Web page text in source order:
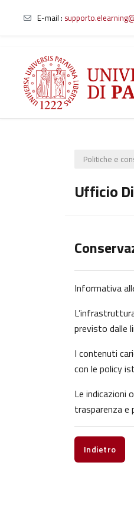
Vai al contenuto principale
E-mail :
Politiche e
Ufficio
Informativa
previsto dalle
I contenuti
con le policy
Le indicazioni
trasparenza e
Indietro